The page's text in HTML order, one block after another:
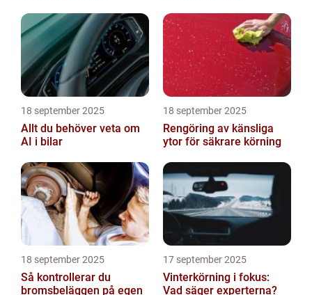
18 september 2025
Allt du behöver veta om
AI i bilar
18 september 2025
Rengöring av känsliga
ytor för säkrare körning
18 september 2025
Så kontrollerar du
bromsbeläggen på egen
17 september 2025
Vinterkörning i fokus:
Vad säger experterna?